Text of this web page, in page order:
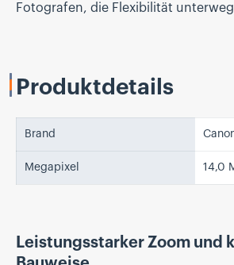
Fotografen, die Flexibilität
Produktdetails
Brand
Megapixel 14,0
Leistungsstarker Zoom und